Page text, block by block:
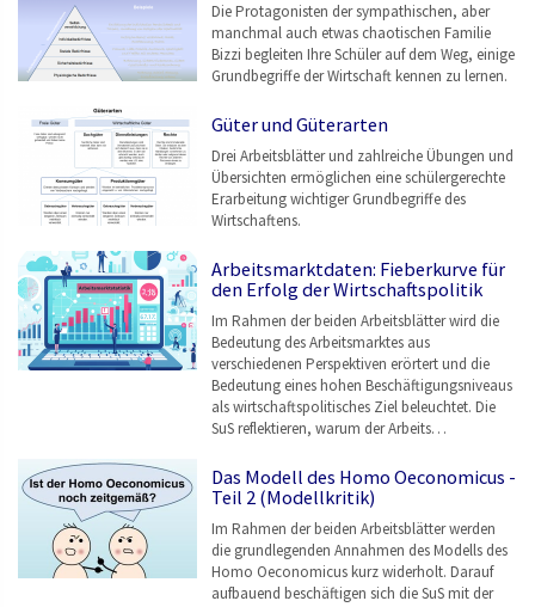
Die Protagonisten der sympathischen, aber
manchmal auch etwas chaotischen Familie
Bizzi begleiten Ihre Schüler auf dem Weg, einige
Grundbegriffe der Wirtschaft kennen zu lernen.
Güter und Güterarten
Drei Arbeitsblätter und zahlreiche Übungen und
Übersichten ermöglichen eine schülergerechte
Erarbeitung wichtiger Grundbegriffe des
Wirtschaftens.
Arbeitsmarktdaten: Fieberkurve für
den Erfolg der Wirtschaftspolitik
Im Rahmen der beiden Arbeitsblätter wird die
Bedeutung des Arbeitsmarktes aus
verschiedenen Perspektiven erörtert und die
Bedeutung eines hohen Beschäftigungsniveaus
als wirtschaftspolitisches Ziel beleuchtet. Die
SuS reflektieren, warum der Arbeits…
Das Modell des Homo Oeconomicus -
Teil 2 (Modellkritik)
Im Rahmen der beiden Arbeitsblätter werden
die grundlegenden Annahmen des Modells des
Homo Oeconomicus kurz widerholt. Darauf
aufbauend beschäftigen sich die SuS mit der